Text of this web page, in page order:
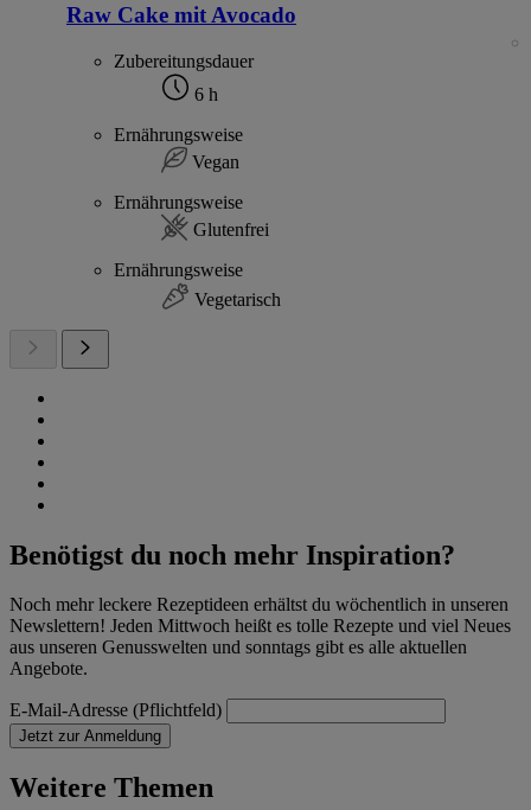
Raw Cake mit Avocado
Zubereitungsdauer
6 h
Ernährungsweise
Vegan
Ernährungsweise
Glutenfrei
Ernährungsweise
Vegetarisch
Benötigst du noch mehr Inspiration?
Noch mehr leckere Rezeptideen erhältst du wöchentlich in unseren
Newslettern! Jeden Mittwoch heißt es tolle Rezepte und viel Neues
aus unseren Genusswelten und sonntags gibt es alle aktuellen
Angebote.
E-Mail-Adresse (Pflichtfeld)
Jetzt zur Anmeldung
Weitere Themen